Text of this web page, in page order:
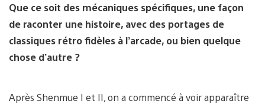
Que ce soit des mécaniques spécifiques, une façon
de raconter une histoire, avec des portages de
classiques rétro fidèles à l’arcade, ou bien quelque
chose d’autre ?
Après Shenmue I et II, on a commencé à voir apparaître